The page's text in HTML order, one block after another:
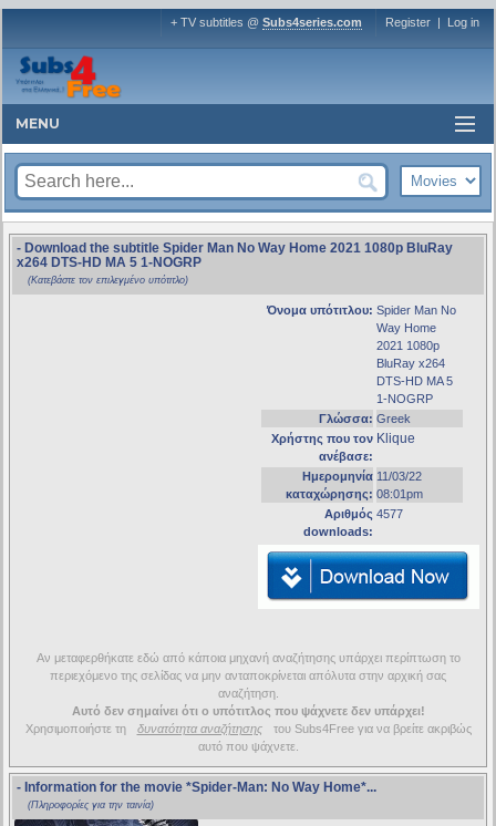
+ TV subtitles @ Subs4series.com Register | Log in
MENU
- Download the subtitle Spider Man No Way Home 2021 1080p BluRay
x264 DTS-HD MA 5 1-NOGRP
(Κατεβάστε τον επιλεγμένο υπότιτλο)
Όνομα υπότιτλου: Spider Man No
Way Home
2021 1080p
BluRay x264
DTS-HD MA 5
1-NOGRP
Γλώσσα: Greek
Χρήστης που τον
ανέβασε:
Klique
Ημερομηνία
καταχώρησης:
11/03/22
08:01pm
Αριθμός
downloads:
4577
Αν μεταφερθήκατε εδώ από κάποια μηχανή αναζήτησης υπάρχει περίπτωση το
περιεχόμενο της σελίδας να μην ανταποκρίνεται απόλυτα στην αρχική σας
αναζήτηση.
Αυτό δεν σημαίνει ότι ο υπότιτλος που ψάχνετε δεν υπάρχει!
Χρησιμοποιήστε τη
δυνατότητα αναζήτησης
του Subs4Free για να βρείτε ακριβώς
αυτό που ψάχνετε.
- Information for the movie *Spider-Man: No Way Home*...
(Πληροφορίες για την ταινία)